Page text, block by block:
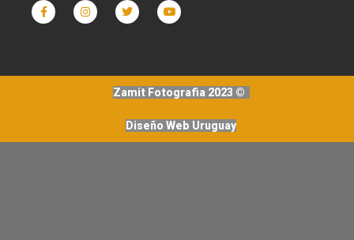
Zamit Fotografia 2023 ©
Diseño Web Uruguay